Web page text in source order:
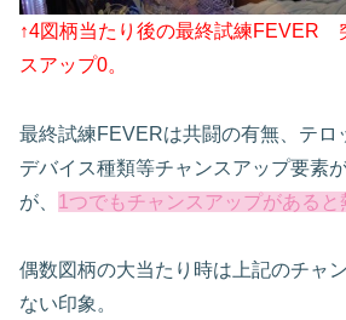
↑4図柄当たり後の最終試練FEVER
スアップ0。
最終試練FEVERは共闘の有無、テロ
デバイス種類等チャンスアップ要素
が、 1 つでもチャンスアップがあると
偶数図柄の大当たり時は上記のチャ
ない印象。